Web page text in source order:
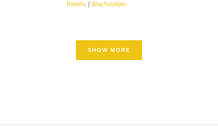
Reliefs
Wachsbilder
SHOW MORE